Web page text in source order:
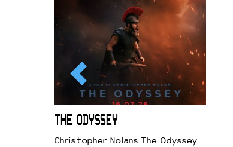
THE ODYSSEY
Christopher Nolans The Odyssey